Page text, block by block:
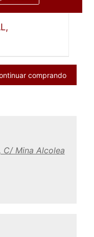
comprando
C/ Mina Alcolea